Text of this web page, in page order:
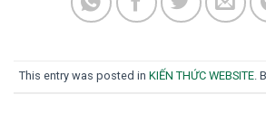
This entry was posted in KIẾN THỨC WEBSITE.